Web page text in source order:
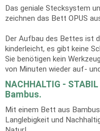
Das geniale Stecksystem
zeichnen das Bett OPUS
Der Aufbau des Bettes ist
kinderleicht, es gibt keine
Sie benötigen kein
von Minuten wieder auf-
NACHHALTIG -
Bambus.
Mit einem Bett aus
Langlebigkeit und